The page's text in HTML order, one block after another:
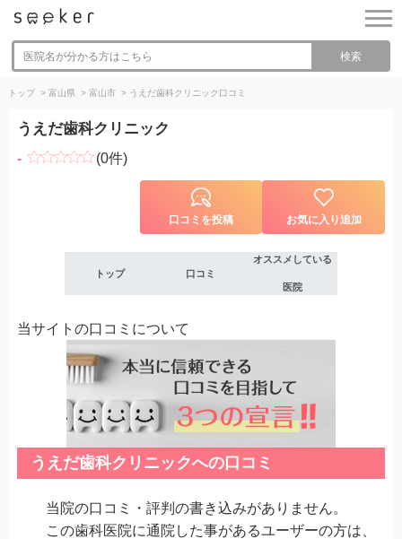
検索
トップ > 富山県 > 富山市 > うえだ歯科クリニック 口コミ
うえだ歯科クリニック
- (0件)
口コミを投稿 お気に入り追加
トップ 口コミ
オススメ している
医院
当サイトの口コミについて
うえだ歯科クリニックへの口コミ
当院の口コミ・評判の書き込みがありません。
この歯科医院に通院した事があるユーザーの方は、